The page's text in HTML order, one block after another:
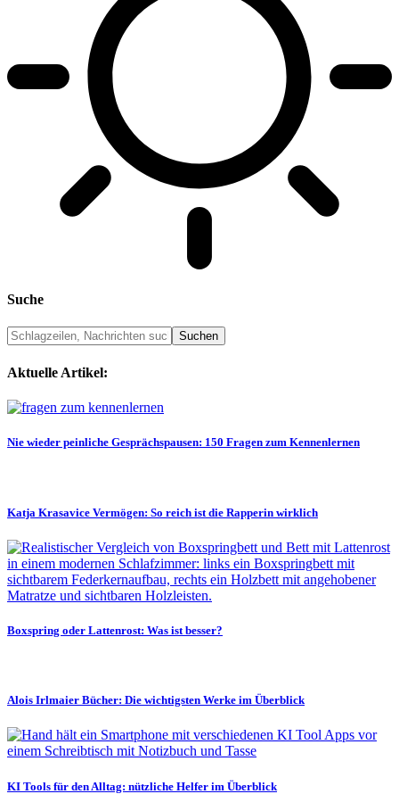
Suche
Aktuelle Artikel:
Nie wieder peinliche Gesprächspausen: 150 Fragen zum Kennenlernen
Katja Krasavice Vermögen: So reich ist die Rapperin wirklich
Boxspring oder Lattenrost: Was ist besser?
Alois Irlmaier Bücher: Die wichtigsten Werke im Überblick
KI Tools für den Alltag: nützliche Helfer im Überblick